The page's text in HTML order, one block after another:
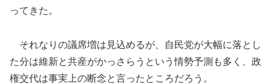
ってきた。
それなりの議席増は見込めるが、自民党が大幅に落とし
た分は維新と共産がかっさらうという情勢予測も多く、政
権交代は事実上の断念と言ったところだろう。